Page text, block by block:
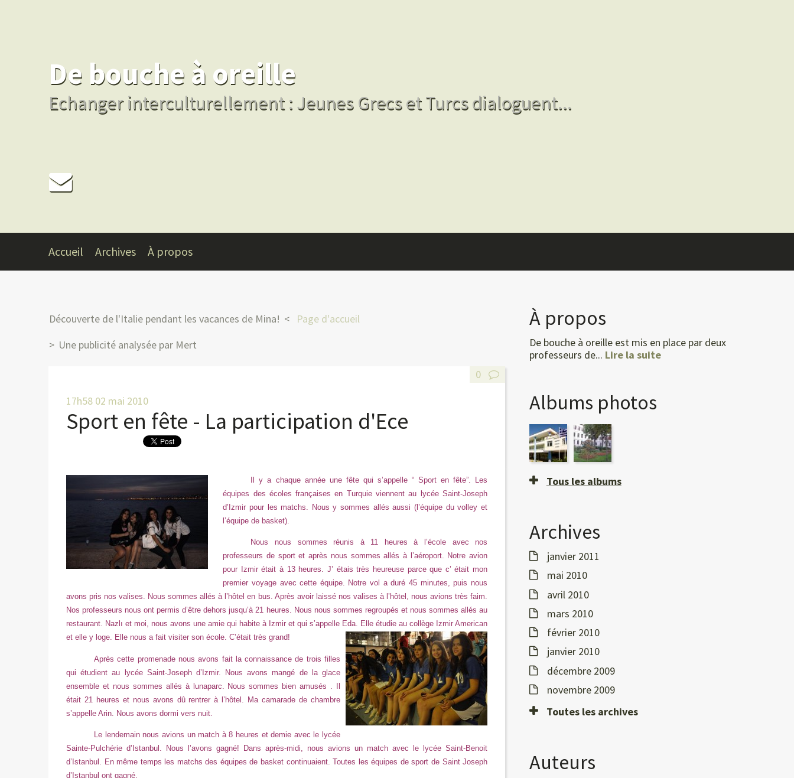
De bouche à oreille
Echanger interculturellement : Jeunes Grecs et Turcs dialoguent...
Accueil Archives À propos
Découverte de l'Italie pendant les vacances de Mina!
Page d'accueil
Une publicité analysée par Mert
17h58 02 mai 2010
Sport en fête - La participation d'Ece
Il y a chaque année une fête qui s’appelle “ Sport en fête”. Les
équipes des écoles françaises en Turquie viennent au lycée Saint-Joseph
d’Izmir pour les matchs. Nous y sommes allés aussi (l’équipe du volley et
l’équipe de basket).
Nous nous sommes réunis à 11 heures à l’école avec nos
professeurs de sport et après nous sommes allés à l’aéroport. Notre avion
pour Izmir était à 13 heures. J’ étais très heureuse parce que c’ était mon
premier voyage avec cette équipe. Notre vol a duré 45 minutes, puis nous
avons pris nos valises. Nous sommes allés à l’hôtel en bus. Après avoir laissé nos valises à l’hôtel, nous avions très faim.
Nos professeurs nous ont permis d’être dehors jusqu’à 21 heures. Nous nous sommes regroupés et nous sommes allés au
restaurant. Nazlı et moi, nous avons une amie qui habite à Izmir et qui s’appelle Eda. Elle étudie au collège Izmir American
et elle y loge. Elle nous a fait visiter son école. C’était très grand!
Après cette promenade nous avons fait la connaissance de trois filles
qui étudient au lycée Saint-Joseph d’Izmir. Nous avons mangé de la glace
ensemble et nous sommes allés à lunaparc. Nous sommes bien amusés . Il
était 21 heures et nous avons dû rentrer à l’hôtel. Ma camarade de chambre
s’appelle Arin. Nous avons dormi vers nuit.
Le lendemain nous avions un match à 8 heures et demie avec le lycée
Sainte-Pulchérie d’Istanbul. Nous l’avons gagné! Dans après-midi, nous avions un match avec le lycée Saint-Benoit
d’Istanbul. En même temps les matchs des équipes de basket continuaient. Toutes les équipes de sport de Saint Joseph
d’Istanbul ont gagné.
0
À propos
De bouche à oreille est mis en place par deux
professeurs de... Lire la suite
Albums photos
Tous les albums
Archives
janvier 2011
mai 2010
avril 2010
mars 2010
février 2010
janvier 2010
décembre 2009
novembre 2009
Toutes les archives
Auteurs